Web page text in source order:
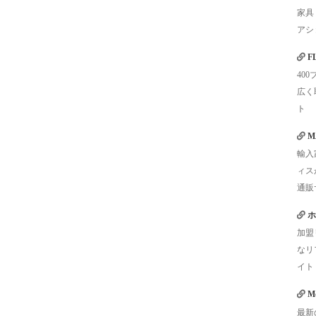
家具
ア
400
広
ト
輸入
ィ
通販
加
な
イト
最新